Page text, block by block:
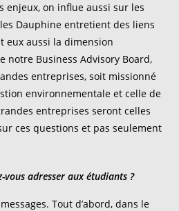
enjeux, on influe aussi sur les
Dauphine entretient des liens
eux aussi la dimension
notre Business Advisory Board,
entreprises, soit missionné
environnementale et celle de
entreprises seront celles
ces questions et pas seulement
vous adresser aux étudiants ?
Tout d’abord, dans le